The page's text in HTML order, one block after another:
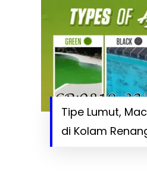
Tipe Lumut,
di Kolam